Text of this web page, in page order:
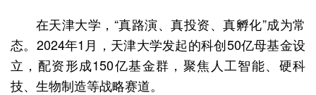
在天津大学，“真路演、真投资、真孵化”成为常
态。2024年1月，天津大学发起的科创50亿母基金设
立，配资形成150亿基金群，聚焦人工智能、硬科
技、生物制造等战略赛道。